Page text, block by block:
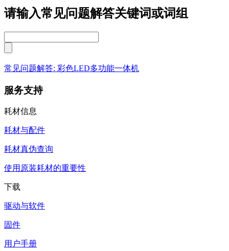
请输入常见问题解答关键词或词组
常见问题解答: 彩色LED多功能一体机
服务支持
耗材信息
耗材与配件
耗材真伪查询
使用原装耗材的重要性
下载
驱动与软件
固件
用户手册